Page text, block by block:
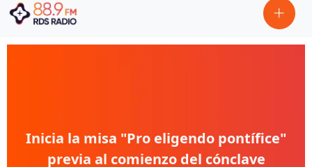
Inicia la misa "Pro eligendo pontífice"
previa al comienzo del cónclave